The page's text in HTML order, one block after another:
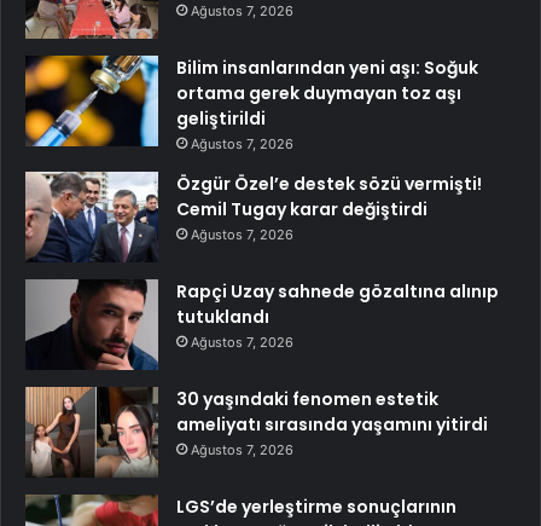
Ağustos 7, 2026
Bilim insanlarından yeni aşı: Soğuk
ortama gerek duymayan toz aşı
geliştirildi
Ağustos 7, 2026
Özgür Özel’e destek sözü vermişti!
Cemil Tugay karar değiştirdi
Ağustos 7, 2026
Rapçi Uzay sahnede gözaltına alınıp
tutuklandı
Ağustos 7, 2026
30 yaşındaki fenomen estetik
ameliyatı sırasında yaşamını yitirdi
Ağustos 7, 2026
LGS’de yerleştirme sonuçlarının